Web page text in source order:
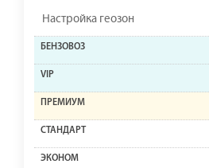
Настройка геозон